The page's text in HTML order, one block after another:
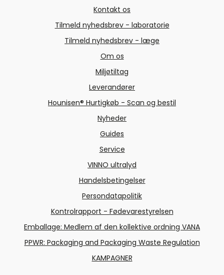
Kontakt os
Tilmeld nyhedsbrev - laboratorie
Tilmeld nyhedsbrev - læge
Om os
Miljøtiltag
Leverandører
Hounisen® Hurtigkøb - Scan og bestil
Nyheder
Guides
Service
VINNO ultralyd
Handelsbetingelser
Persondatapolitik
Kontrolrapport - Fødevarestyrelsen
Emballage: Medlem af den kollektive ordning VANA
PPWR: Packaging and Packaging Waste Regulation
KAMPAGNER